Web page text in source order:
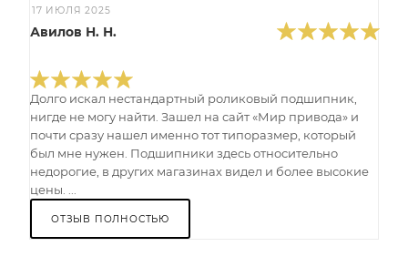
17 ИЮЛЯ 2025
Авилов Н. Н.
Долго искал нестандартный роликовый подшипник,
нигде не могу найти. Зашел на сайт «Мир привода» и
почти сразу нашел именно тот типоразмер, который
был мне нужен. Подшипники здесь относительно
недорогие, в других магазинах видел и более высокие
цены. ...
ОТЗЫВ ПОЛНОСТЬЮ